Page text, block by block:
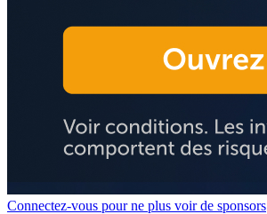
Connectez-vous pour ne plus voir de sponsors